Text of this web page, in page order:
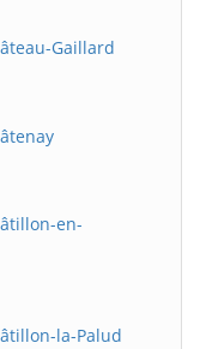
Gaillard
en-
la-Palud